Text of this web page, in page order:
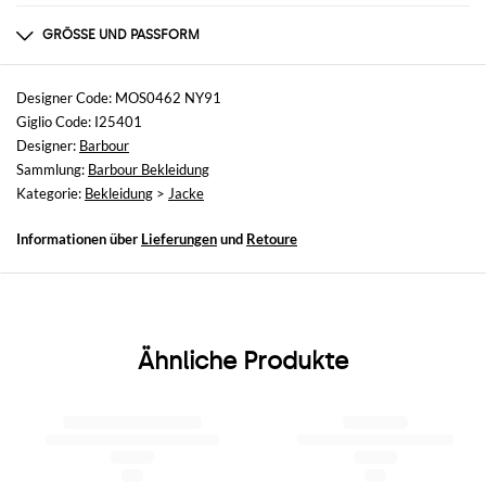
Cotton | 100% COTTON
GRÖSSE UND PASSFORM
Größen
nicht verfügbar
Größe und Passform
Normale Passform
Designer Code: MOS0462 NY91
Giglio Code: I25401
Designer: Barbour
Sammlung: Barbour Bekleidung
Kategorie: Bekleidung > Jacke
Informationen über Lieferungenund Retoure
Ähnliche Produkte